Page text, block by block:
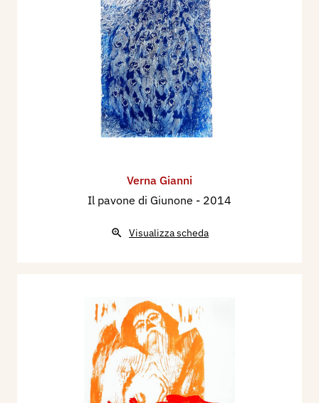
Verna Gianni
Il pavone di Giunone - 2014
Visualizza scheda